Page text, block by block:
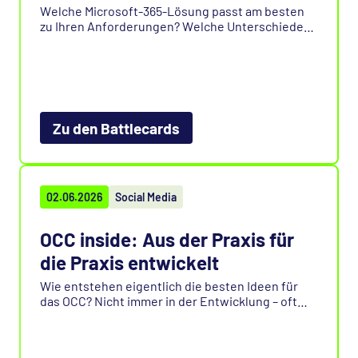
Welche Microsoft-365-Lösung passt am besten
zu Ihren Anforderungen? Welche Unterschiede
Vergleichsdokumente helfen dabei, Funktionen,
Stärken und Unterschiede verschiedener
Lösungen schnell und übersichtlich einzuordnen.
Zu den Battlecards
02.06.2026 Social Media
OCC inside: Aus der Praxis für
die Praxis entwickelt
Wie entstehen eigentlich die besten Ideen für
das OCC? Nicht immer in der Entwicklung – oft